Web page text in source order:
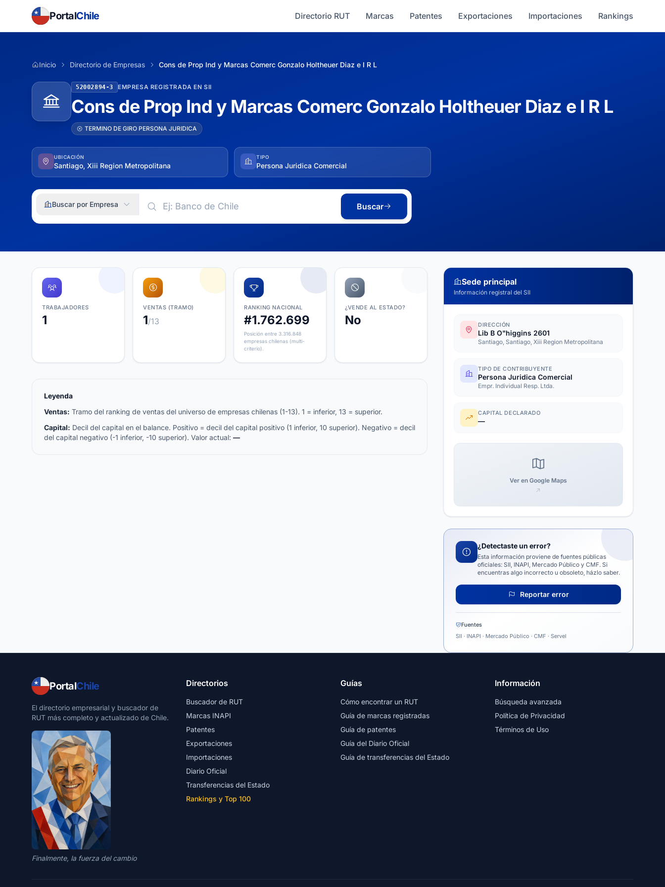
PortalChile Directorio RUT Marcas Patentes Exportaciones Importaciones Rankings
Inicio Directorio de Empresas Cons de Prop Ind y Marcas Comerc Gonzalo Holtheuer Diaz e I R L
52002894-3 EMPRESA REGISTRADA EN SII
Cons de Prop Ind y Marcas Comerc Gonzalo Holtheuer Diaz e I R L
TERMINO DE GIRO PERSONA JURIDICA
UBICACIÓN
Santiago, Xiii Region Metropolitana
TIPO
Persona Juridica Comercial
Buscar por Empresa Buscar
TRABAJADORES
1
VENTAS (TRAMO)
1/13
RANKING NACIONAL
#1.762.699
Posición entre 3.316.848
empresas chilenas (multi-
criterio).
¿VENDE AL ESTADO?
No
Leyenda
Ventas: Tramo del ranking de ventas del universo de empresas chilenas (1-13). 1 = inferior, 13 = superior.
Capital: Decil del capital en el balance. Positivo = decil del capital positivo (1 inferior, 10 superior). Negativo = decil
del capital negativo (-1 inferior, -10 superior). Valor actual: —
Sede principal
Información registral del SII
DIRECCIÓN
Lib B O"higgins 2601
Santiago, Santiago, Xiii Region Metropolitana
TIPO DE CONTRIBUYENTE
Persona Juridica Comercial
Empr. Individual Resp. Ltda.
CAPITAL DECLARADO
—
Ver en Google Maps
¿Detectaste un error?
Esta información proviene de fuentes públicas
oficiales: SII, INAPI, Mercado Público y CMF. Si
encuentras algo incorrecto u obsoleto, házlo saber.
Reportar error
Fuentes
SII · INAPI · Mercado Público · CMF · Servel
PortalChile
El directorio empresarial y buscador de
RUT más completo y actualizado de Chile.
Finalmente, la fuerza del cambio
Directorios
Buscador de RUT
Marcas INAPI
Patentes
Exportaciones
Importaciones
Diario Oficial
Transferencias del Estado
Rankings y Top 100
Guías
Cómo encontrar un RUT
Guía de marcas registradas
Guía de patentes
Guía del Diario Oficial
Guía de transferencias del Estado
Información
Búsqueda avanzada
Política de Privacidad
Términos de Uso